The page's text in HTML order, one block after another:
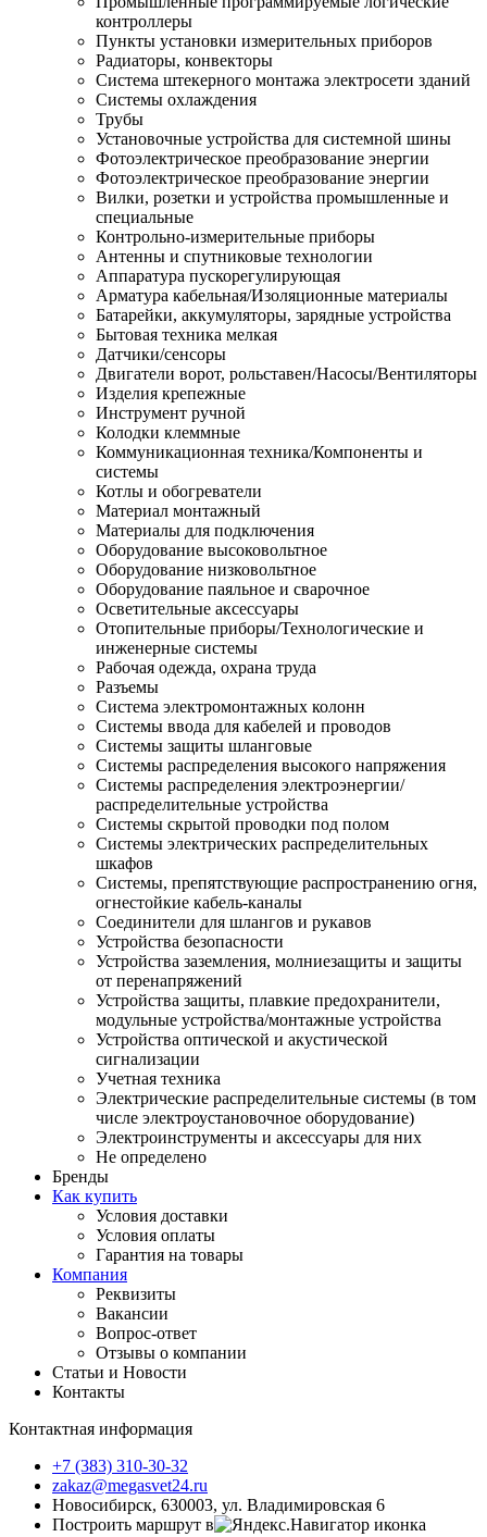
контроллеры
Пункты установки измерительных приборов
Радиаторы, конвекторы
Система штекерного монтажа электросети зданий
Системы охлаждения
Трубы
Установочные устройства для системной шины
Фотоэлектрическое преобразование энергии
Фотоэлектрическое преобразование энергии
Вилки, розетки и устройства промышленные и
специальные
Контрольно-измерительные приборы
Антенны и спутниковые технологии
Аппаратура пускорегулирующая
Арматура кабельная/Изоляционные материалы
Батарейки, аккумуляторы, зарядные устройства
Бытовая техника мелкая
Датчики/сенсоры
Двигатели ворот, рольставен/Насосы/Вентиляторы
Изделия крепежные
Инструмент ручной
Колодки клеммные
Коммуникационная техника/Компоненты и
системы
Котлы и обогреватели
Материал монтажный
Материалы для подключения
Оборудование высоковольтное
Оборудование низковольтное
Оборудование паяльное и сварочное
Осветительные аксессуары
Отопительные приборы/Технологические и
инженерные системы
Рабочая одежда, охрана труда
Разъемы
Система электромонтажных колонн
Системы ввода для кабелей и проводов
Системы защиты шланговые
Системы распределения высокого напряжения
Системы распределения электроэнергии/
распределительные устройства
Системы скрытой проводки под полом
Системы электрических распределительных
шкафов
Системы, препятствующие распространению огня,
огнестойкие кабель-каналы
Соединители для шлангов и рукавов
Устройства безопасности
Устройства заземления, молниезащиты и защиты
от перенапряжений
Устройства защиты, плавкие предохранители,
модульные устройства/монтажные устройства
Устройства оптической и акустической
сигнализации
Учетная техника
Электрические распределительные системы (в том
числе электроустановочное оборудование)
Электроинструменты и аксессуары для них
Не определено
Бренды
Как купить
Условия доставки
Условия оплаты
Гарантия на товары
Компания
Реквизиты
Вакансии
Вопрос-ответ
Отзывы о компании
Статьи и Новости
Контакты
Контактная информация
+7 (383) 310-30-32
zakaz@megasvet24.ru
Новосибирск, 630003, ул. Владимировская 6
Построить маршрут в